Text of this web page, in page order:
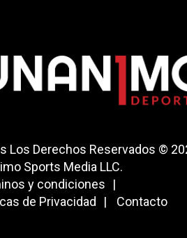
Los Derechos Reservados ©
Sports Media LLC.
y condiciones
de Privacidad
Contacto